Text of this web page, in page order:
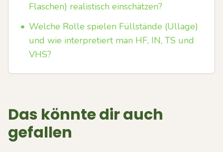
Flaschen) realistisch einschätzen?
• Welche Rolle spielen Füllstände (Ullage)
und wie interpretiert man HF, IN, TS und
VHS?
Das könnte dir auch
gefallen